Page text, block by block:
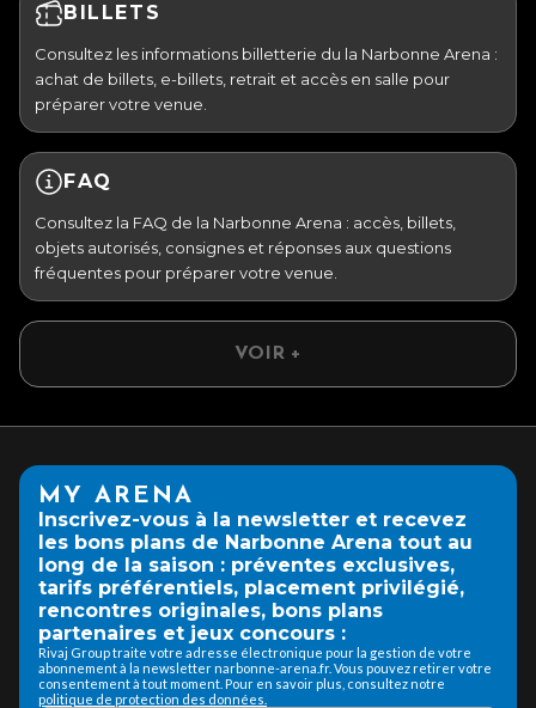
BILLETS
Consultez les informations billetterie du la Narbonne Arena :
achat de billets, e-billets, retrait et accès en salle pour
préparer votre venue.
FAQ
Consultez la FAQ de la Narbonne Arena : accès, billets,
objets autorisés, consignes et réponses aux questions
fréquentes pour préparer votre venue.
VOIR +
MY ARENA
Inscrivez-vous à la newsletter et recevez
les bons plans de Narbonne Arena tout au
long de la saison : préventes exclusives,
tarifs préférentiels, placement privilégié,
rencontres originales, bons plans
partenaires et jeux concours :
Rivaj Group traite votre adresse électronique pour la gestion de votre
abonnement à la newsletter narbonne-arena.fr. Vous pouvez retirer votre
consentement à tout moment. Pour en savoir plus, consultez notre
politique de protection des données.